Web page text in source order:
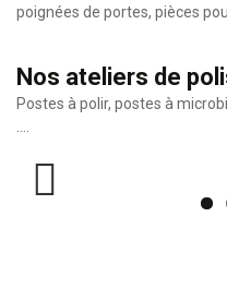
poignées de portes, pièces
Nos ateliers de
Postes à polir, postes à
….